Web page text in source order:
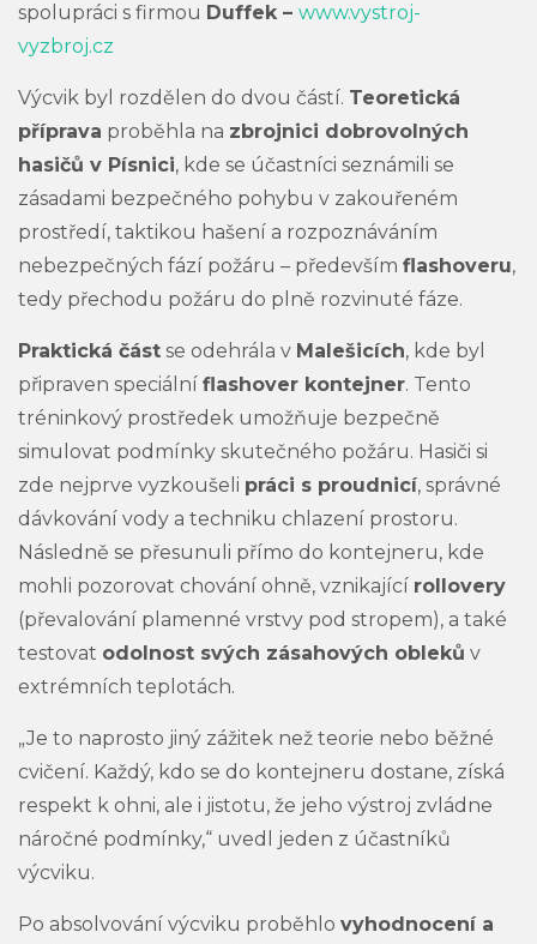
spolupráci s firmou Duffek – www.vystroj-
vyzbroj.cz
Výcvik byl rozdělen do dvou částí. Teoretická
příprava proběhla na zbrojnici dobrovolných
hasičů v Písnici, kde se účastníci seznámili se
zásadami bezpečného pohybu v zakouřeném
prostředí, taktikou hašení a rozpoznáváním
nebezpečných fází požáru – především flashoveru,
tedy přechodu požáru do plně rozvinuté fáze.
Praktická část se odehrála v Malešicích, kde byl
připraven speciální flashover kontejner. Tento
tréninkový prostředek umožňuje bezpečně
simulovat podmínky skutečného požáru. Hasiči si
zde nejprve vyzkoušeli práci s proudnicí, správné
dávkování vody a techniku chlazení prostoru.
Následně se přesunuli přímo do kontejneru, kde
mohli pozorovat chování ohně, vznikající rollovery
(převalování plamenné vrstvy pod stropem), a také
testovat odolnost svých zásahových obleků v
extrémních teplotách.
„Je to naprosto jiný zážitek než teorie nebo běžné
cvičení. Každý, kdo se do kontejneru dostane, získá
respekt k ohni, ale i jistotu, že jeho výstroj zvládne
náročné podmínky,“ uvedl jeden z účastníků
výcviku.
Po absolvování výcviku proběhlo vyhodnocení a